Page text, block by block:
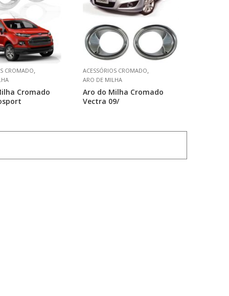
CROMADO,
Cromado
ACESSÓRIOS CROMADO,
ARO DE MILHA
Aro do Milha Cromado
Vectra 09/